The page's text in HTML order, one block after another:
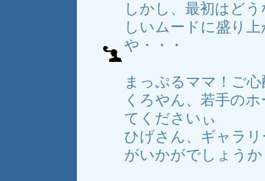
しかし、最初はど
しいムードに盛り
や・・・
まっぷるママ！ご
くろやん、若手の
てくださいぃ
ひげさん、ギャラ
がいかがでしょう